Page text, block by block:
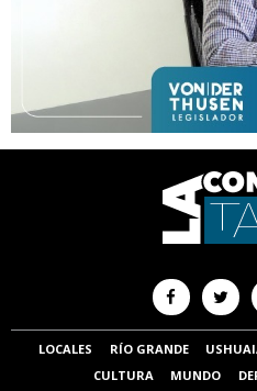
LOCALES RÍO GRANDE
CULTURA
MUNDO